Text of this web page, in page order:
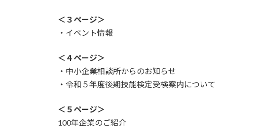
＜３ページ＞
・イベント情報
＜４ページ＞
・中小企業相談所からのお知らせ
・令和５年度後期技能検定受検案内について
＜５ページ＞
100年企業のご紹介